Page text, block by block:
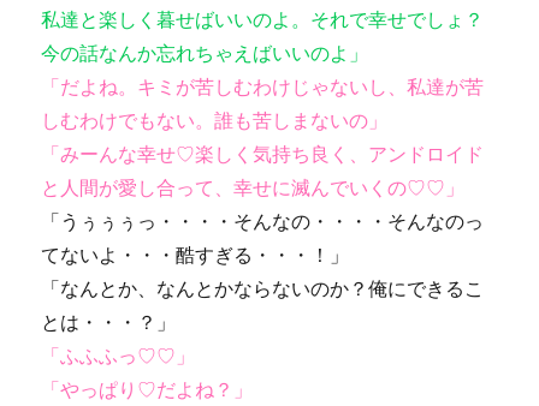
私達と楽しく暮せばいいのよ。それで幸せでしょ？
今の話なんか忘れちゃえばいいのよ」
「だよね。キミが苦しむわけじゃないし、私達が苦
しむわけでもない。誰も苦しまないの」
「みーんな幸せ♡楽しく気持ち良く、アンドロイド
と人間が愛し合って、幸せに滅んでいくの♡♡」
「うぅぅぅっ・・・・そんなの・・・・そんなのっ
てないよ・・・酷すぎる・・・！」
「なんとか、なんとかならないのか？俺にできるこ
とは・・・？」
「ふふふっ♡♡」
「やっぱり♡だよね？」